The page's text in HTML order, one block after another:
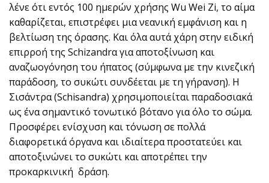
λένε ότι εντός 100 ημερών χρήσης Wu Wei Zi, το αίμα
καθαρίζεται, επιστρέφει μια νεανική εμφάνιση και η
βελτίωση της όρασης. Και όλα αυτά χάρη στην ειδική
επιρροή της Schizandrα για αποτοξίνωση και
αναζωογόνηση του ήπατος (σύμφωνα με την κινεζική
παράδοση, το συκώτι συνδέεται με τη γήρανση). Η
Σισάντρα (Schisandra) χρησιμοποιείται παραδοσιακά
ως ένα σημαντικό τονωτικό βότανο για όλο το σώμα.
Προσφέρει ενίσχυση και τόνωση σε πολλά
διαφορετικά όργανα και ιδιαίτερα προστατεύει και
αποτοξινώνει το συκώτι και αποτρέπει την
προκαρκινική δράση.